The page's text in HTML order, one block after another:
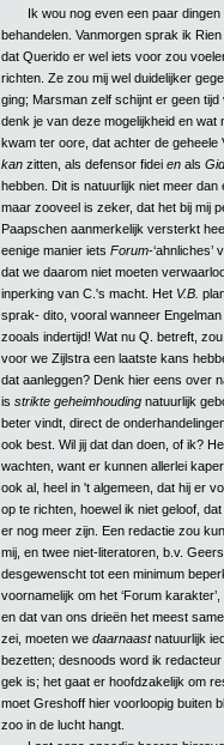
Ik wou nog even een paar dingen
behandelen. Vanmorgen sprak ik
dat Querido er wel iets voor zou
richten. Ze zou mij wel duidelijker
ging; Marsman zelf schijnt er geen
denk je van deze mogelijkheid en wat
kwam ter oore, dat achter de
kanzitten, als defensor fidei enals
hebben. Dit is natuurlijk niet meer dan
maar zooveel is zeker, dat het bij mij
Paapschen aanmerkelijk versterkt
eenige manier iets Forum-‘ahnliches’
dat we daarom niet moeten
inperking van C.'s macht. Het V.B.
sprak- dito, vooral wanneer
zooals indertijd! Wat nu Q. betreft,
voor we Zijlstra een laatste kans
dat aanleggen? Denk hier eens over
is strikte geheimhoudingnatuurlijk
beter vindt, direct de
ook best. Wil jij dat dan doen, of ik?
wachten, want er kunnen allerlei
ook al, heel in 't algemeen, dat hij er
op te richten, hoewel ik niet geloof,
er nog meer zijn. Een redactie zou
mij, en twee niet-literatoren, b.v.
desgewenscht tot een minimum
voornamelijk om het ‘Forum
en dat van ons drieën het meest
zei, moeten we daarnaastnatuurlijk
bezetten; desnoods word ik
gek is; het gaat er hoofdzakelijk om
moet Greshoff hier voorloopig buiten
zoo in de lucht hangt.